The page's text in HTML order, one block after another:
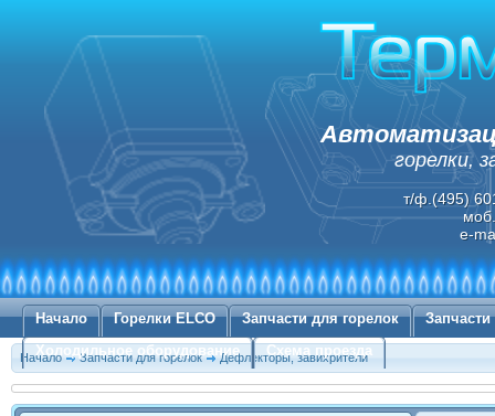
горелки,
т/ф.(495)
e-
Начало Горелки ELCO Запчасти для горелок
Холодильное оборудование
Схема проезда
Начало Запчасти для горелок Дефлекторы, завихрители